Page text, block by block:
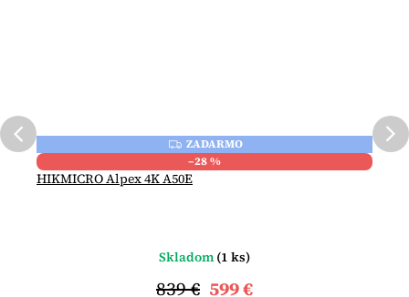
Z
A
D
A
ZADARMO
–28 %
HIKMICRO Alpex 4K A50E
Skladom (1 ks)
599 €
839 €